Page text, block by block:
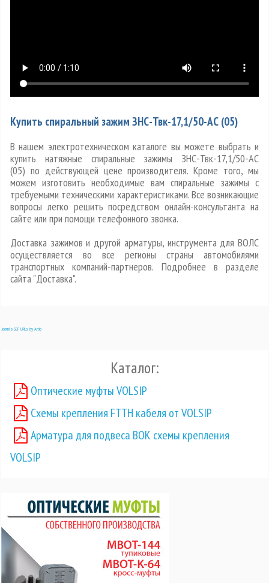
Купить спиральный зажим ЗНС-Твк-17,1/50-АС (05)
В нашем электротехническом каталоге вы можете выбрать и
купить натяжные спиральные зажимы ЗНС-Твк-17,1/50-АС
(05) по действующей цене производителя. Кроме того, мы
можем изготовить необходимые вам спиральные зажимы с
требуемыми техническими характеристиками. Все возникающие
вопросы легко решить посредством онлайн-консультанта на
сайте или при помощи телефонного звонка.
Доставка зажимов и другой арматуры, инструмента для ВОЛС
осуществляется во все регионы страны автомобилями
транспортных компаний-партнеров. Подробнее в разделе
сайта "Доставка".
Joomla SEF URLs by Artio
Каталог:
Оптические муфты VOLSIP
Схемы крепления FTTH кабеля от VOLSIP
Арматура для подвеса ВОК схемы крепления
VOLSIP